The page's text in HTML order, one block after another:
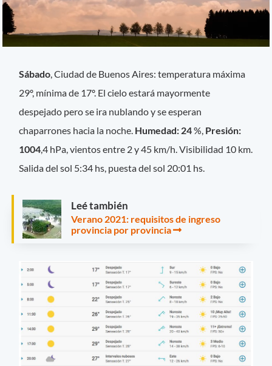
Sábado , Ciudad de Buenos Aires: temperatura máxima
29º, mínima de 17º. El cielo estará mayormente
despejado pero se ira nublando y se esperan
chaparrones hacia la noche. Humedad: 24%, Presión:
1004,4 hPa, vientos entre 2 y 45 km/h. Visibilidad 10 km.
Salida del sol 5:34 hs, puesta del sol 20:01 hs.
Leé también
Verano 2021: requisitos de ingreso
provincia por provincia